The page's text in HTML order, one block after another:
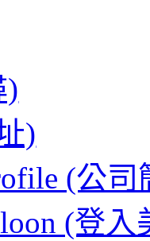
)
)
(公司
(登入